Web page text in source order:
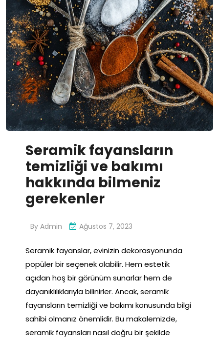
Seramik fayansların
temizliği ve bakımı
hakkında bilmeniz
gerekenler
By Admin Ağustos 7, 2023
Seramik fayanslar, evinizin dekorasyonunda
popüler bir seçenek olabilir. Hem estetik
açıdan hoş bir görünüm sunarlar hem de
dayanıklılıklarıyla bilinirler. Ancak, seramik
fayansların temizliği ve bakımı konusunda bilgi
sahibi olmanız önemlidir. Bu makalemizde,
seramik fayansları nasıl doğru bir şekilde